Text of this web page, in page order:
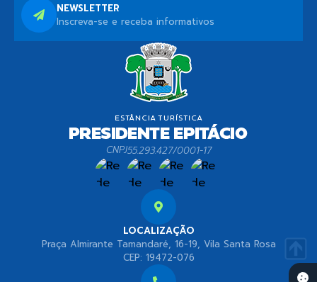
LOCALIZAÇÃO
Praça Almirante Tamandaré, 16-19, Vila Santa Rosa
CEP: 19472-076
CNPJ55.293.427/0001-17
NEWSLETTER
Inscreva-se e receba informativos